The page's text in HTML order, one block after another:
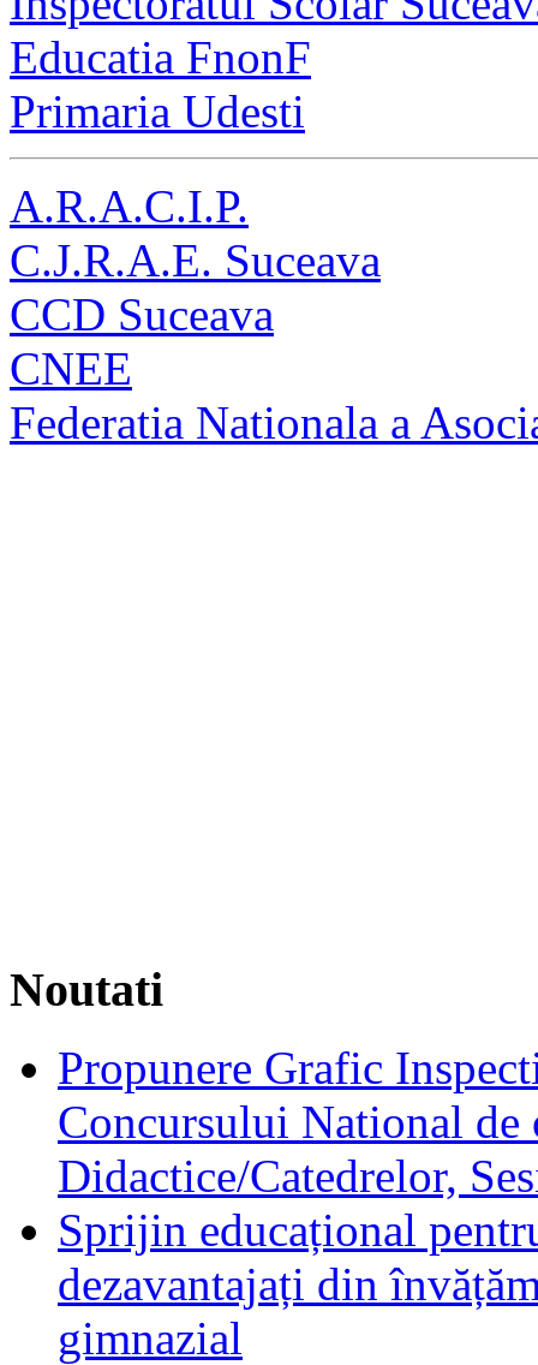
Educatia FnonF
Primaria Udesti
A.R.A.C.I.P.
C.J.R.A.E. Suceava
CCD Suceava
CNEE
Federatia Nationala a
Noutati
Propunere Grafic
Concursului National de
Didactice/Catedrelor,
Sprijin educațional
dezavantajați din
gimnazial